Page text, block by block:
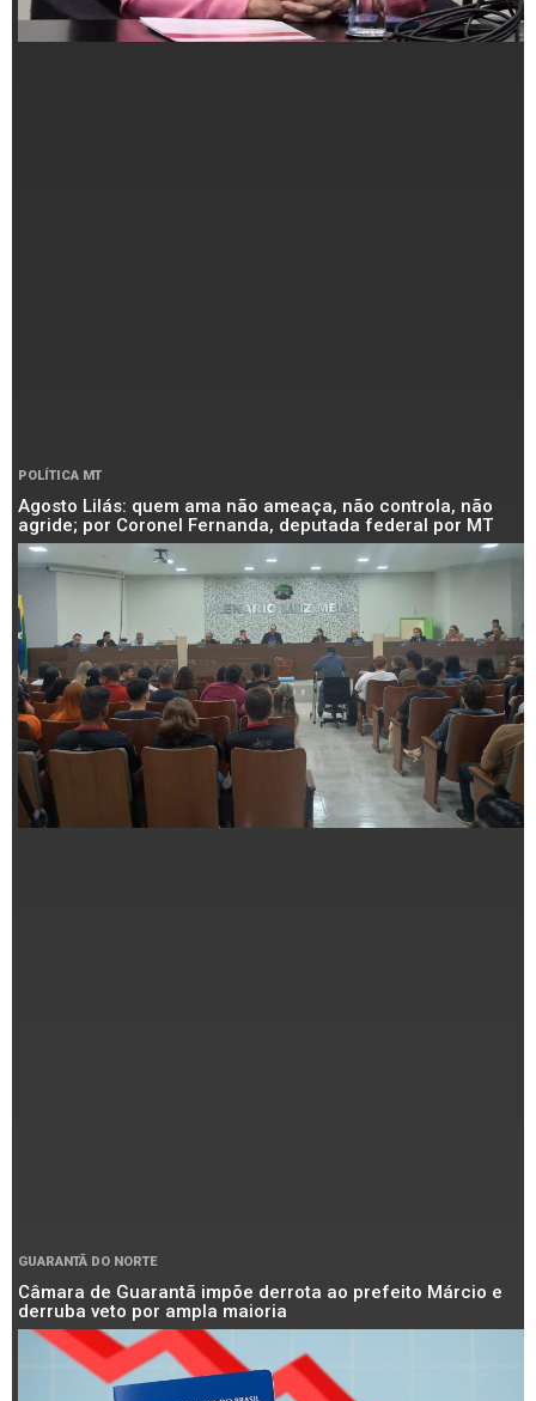
POLÍTICA MT
Agosto Lilás: quem ama não ameaça, não controla, não
agride; por Coronel Fernanda, deputada federal por MT
GUARANTÃ DO NORTE
Câmara de Guarantã impõe derrota ao prefeito Márcio e
derruba veto por ampla maioria